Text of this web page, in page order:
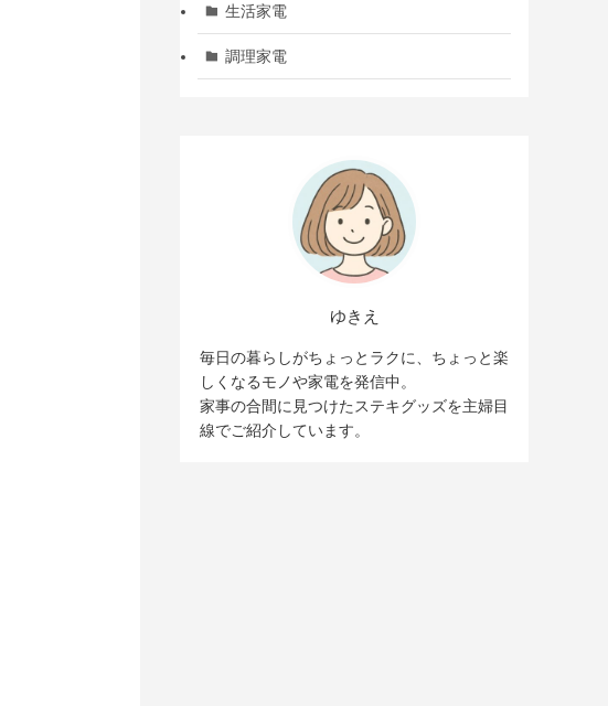
生活家電
調理家電
ゆきえ
毎日の暮らしがちょっとラクに、ちょっと楽
しくなるモノや家電を発信中。
家事の合間に見つけたステキグッズを主婦目
線でご紹介しています。